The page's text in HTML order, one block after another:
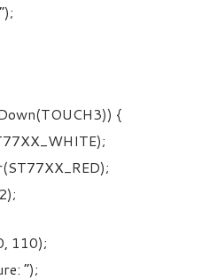
{
110);
“);